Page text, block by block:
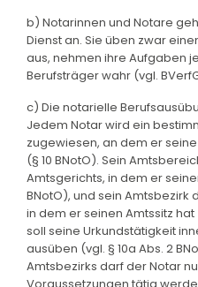
b) Notarinnen und Notare
Dienst an. Sie üben zwar
aus, nehmen ihre Aufgaben
Berufsträger wahr (vgl.
c) Die notarielle
Jedem Notar wird ein
zugewiesen, an dem er
(§ 10 BNotO). Sein
Amtsgerichts, in dem er
BNotO), und sein
in dem er seinen Amtssitz hat
soll seine Urkundstätigkeit
ausüben (vgl. § 10a Abs. 2
Amtsbezirks darf der Notar